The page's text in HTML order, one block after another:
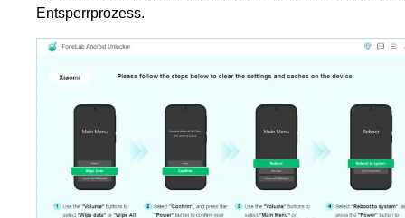
Entsperrprozess.